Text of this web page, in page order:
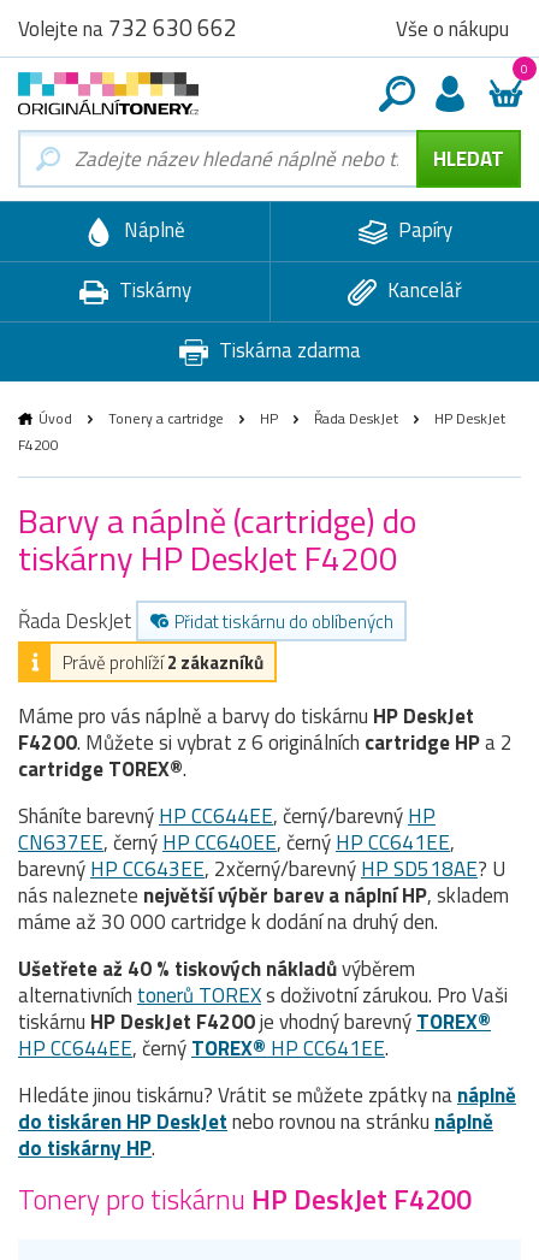
Volejte na732 630 662 Vše o nákupu
0
Náplně
Papíry
Tiskárny
Kancelář
Tiskárna zdarma
Úvod Tonery a cartridge HP Řada DeskJet
HP DeskJet
F4200
Barvy a náplně (cartridge) do
tiskárny HP DeskJet F4200
Řada DeskJet
Přidat tiskárnu do oblíbených
Právě prohlíží2 zákazníků
Máme pro vás náplně a barvy do tiskárnu HP DeskJet
F4200. Můžete si vybrat z 6 originálních cartridgeHPa 2
cartridge TOREX®.
Sháníte barevnýHP CC644EE, černý/barevnýHP
CN637EE, černýHP CC640EE, černýHP CC641EE,
barevnýHP CC643EE, 2xčerný/barevnýHP SD518AE? U
nás naleznete největší výběr barev a náplní HP, skladem
máme až 30 000 cartridge k dodání na druhý den.
Ušetřete až 40 % tiskových nákladůvýběrem
alternativních tonerů TOREXs doživotní zárukou. Pro Vaši
tiskárnu HP DeskJet F4200je vhodný barevnýTOREX®
HP CC644EE, černýTOREX® HP CC641EE.
Hledáte jinou tiskárnu? Vrátit se můžete zpátky nanáplně
do tiskáren HP DeskJetnebo rovnou na stránku náplně
do tiskárny HP.
Tonery pro tiskárnu HP DeskJet F4200